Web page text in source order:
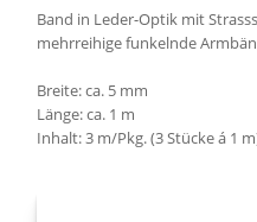
Band in Leder-Optik mit
mehrreihige funkelnde
Breite: ca. 5 mm
Länge: ca. 1 m